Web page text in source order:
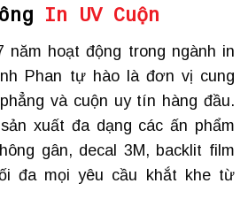
In UV Cuộn
năm hoạt động trong ngành in
Phan tự hào là đơn vị cung
và cuộn uy tín hàng đầu.
xuất đa dạng các ấn phẩm
gân, decal 3M, backlit film
đa mọi yêu cầu khắt khe từ